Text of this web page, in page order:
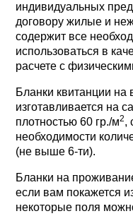
индивидуальных
договору жилые и
содержит все
использоваться в
расчете с
Бланки квитанции
изготавливается на
плотностью 60 гр./м2,
необходимости
(не выше 6-ти).
Бланки на
если вам покажется
некоторые поля